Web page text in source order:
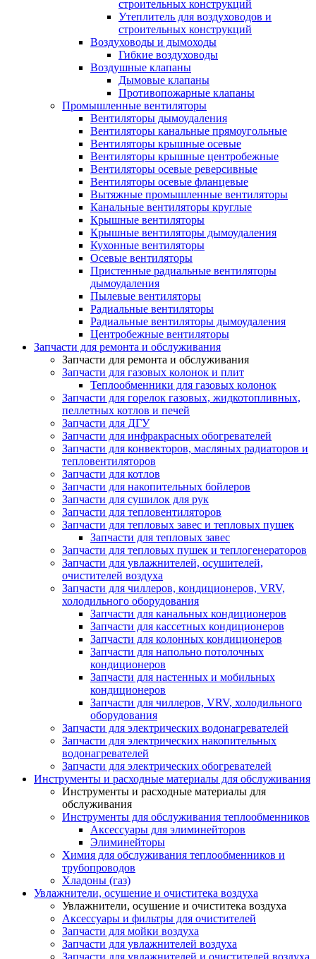
строительных конструкций
Утеплитель для воздуховодов и
строительных конструкций
Воздуховоды и дымоходы
Гибкие воздуховоды
Воздушные клапаны
Дымовые клапаны
Противопожарные клапаны
Промышленные вентиляторы
Вентиляторы дымоудаления
Вентиляторы канальные прямоугольные
Вентиляторы крышные осевые
Вентиляторы крышные центробежные
Вентиляторы осевые реверсивные
Вентиляторы осевые фланцевые
Вытяжные промышленные вентиляторы
Канальные вентиляторы круглые
Крышные вентиляторы
Крышные вентиляторы дымоудаления
Кухонные вентиляторы
Осевые вентиляторы
Пристенные радиальные вентиляторы
дымоудаления
Пылевые вентиляторы
Радиальные вентиляторы
Радиальные вентиляторы дымоудаления
Центробежные вентиляторы
Запчасти для ремонта и обслуживания
Запчасти для ремонта и обслуживания
Запчасти для газовых колонок и плит
Теплообменники для газовых колонок
Запчасти для горелок газовых, жидкотопливных,
пеллетных котлов и печей
Запчасти для ДГУ
Запчасти для инфракрасных обогревателей
Запчасти для конвекторов, масляных радиаторов и
тепловентиляторов
Запчасти для котлов
Запчасти для накопительных бойлеров
Запчасти для сушилок для рук
Запчасти для тепловентиляторов
Запчасти для тепловых завес и тепловых пушек
Запчасти для тепловых завес
Запчасти для тепловых пушек и теплогенераторов
Запчасти для увлажнителей, осушителей,
очистителей воздуха
Запчасти для чиллеров, кондиционеров, VRV,
холодильного оборудования
Запчасти для канальных кондиционеров
Запчасти для кассетных кондиционеров
Запчасти для колонных кондиционеров
Запчасти для напольно потолочных
кондиционеров
Запчасти для настенных и мобильных
кондиционеров
Запчасти для чиллеров, VRV, холодильного
оборудования
Запчасти для электрических водонагревателей
Запчасти для электрических накопительных
водонагревателей
Запчасти для электрических обогревателей
Инструменты и расходные материалы для обслуживания
Инструменты и расходные материалы для
обслуживания
Инструменты для обслуживания теплообменников
Аксессуары для элиминейторов
Элиминейторы
Химия для обслуживания теплообменников и
трубопроводов
Хладоны (газ)
Увлажнители, осушение и очиститека воздуха
Увлажнители, осушение и очиститека воздуха
Аксессуары и фильтры для очистителей
Запчасти для мойки воздуха
Запчасти для увлажнителей воздуха
Запчасти для увлажнителей и очистителей воздуха